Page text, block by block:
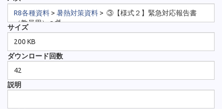
R8各種資料> 暑熱対策資料> ③【様式２】緊急対応報告書
（教員用）.pdf
サイズ
200 KB
ダウンロード回数
42
説明